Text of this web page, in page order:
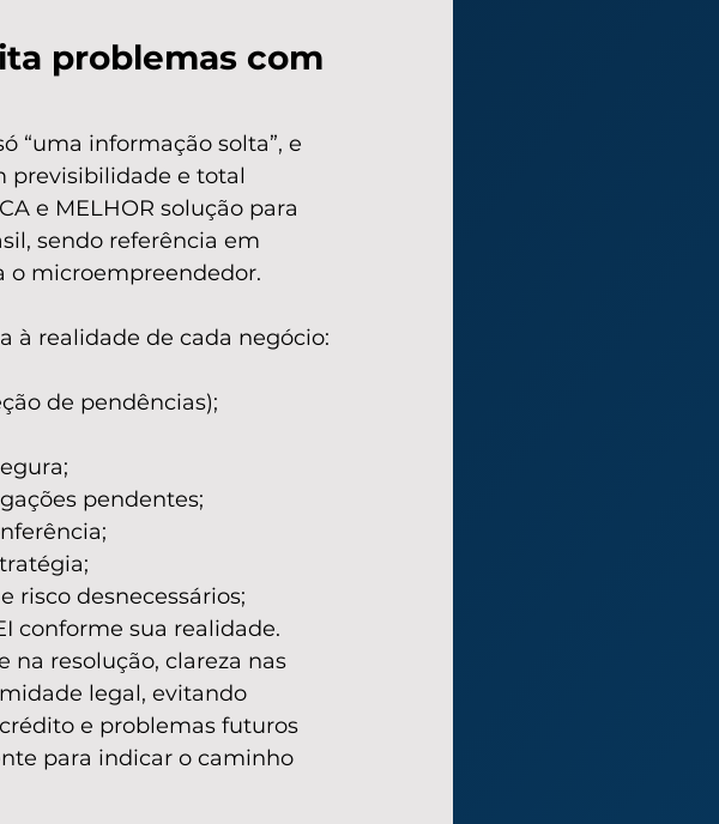
problemas com
“uma informação solta”, e
previsibilidade e total
e MELHOR solução para
sendo referência em
o microempreendedor.
à realidade de cada negócio:
de pendências);
pendentes;
risco desnecessários;
conforme sua realidade.
na resolução, clareza nas
legal, evitando
e problemas futuros
para indicar o caminho